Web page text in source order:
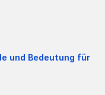
und Bedeutung für